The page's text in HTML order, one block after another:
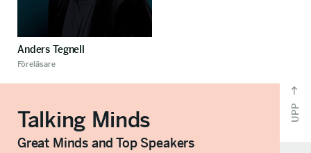
Anders Tegnell
Föreläsare
Talking Minds
Great Minds and Top Speakers
UPP